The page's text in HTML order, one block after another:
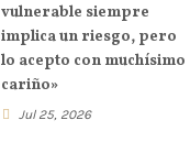
vulnerable siempre
implica un riesgo, pero
lo acepto con muchísimo
cariño»
Jul 25, 2026